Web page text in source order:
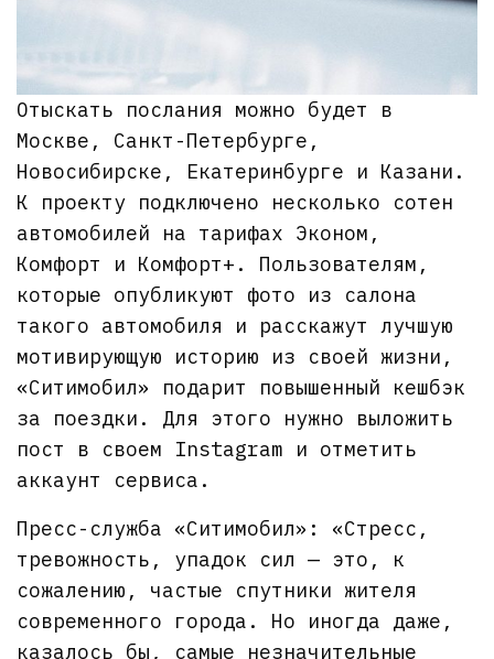
Отыскать послания можно будет в
Москве, Санкт-Петербурге,
Новосибирске, Екатеринбурге и Казани.
К проекту подключено несколько сотен
автомобилей на тарифах Эконом,
Комфорт и Комфорт+. Пользователям,
которые опубликуют фото из салона
такого автомобиля и расскажут лучшую
мотивирующую историю из своей жизни,
«Ситимобил» подарит повышенный кешбэк
за поездки. Для этого нужно выложить
пост в своем Instagram и отметить
аккаунт сервиса.
Пресс-служба «Ситимобил»: «Стресс,
тревожность, упадок сил — это, к
сожалению, частые спутники жителя
современного города. Но иногда даже,
казалось бы, самые незначительные